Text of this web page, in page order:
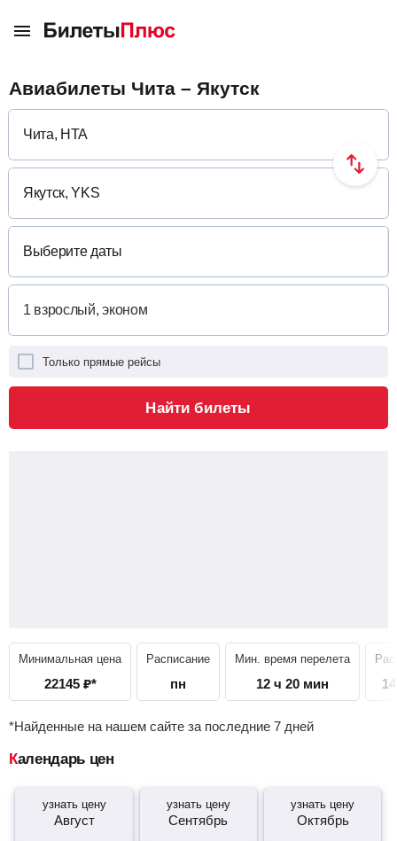
Авиабилеты Чита – Якутск
Выберите даты
Только прямые рейсы
Найти билеты
Минимальная цена
22145 ₽*
Расписание
пн
Мин. время перелета
12 ч 20 мин
*Найденные на нашем сайте за последние 7 дней
Календарь цен
узнать цену
Август
узнать цену
Сентябрь
узнать цену
Октябрь